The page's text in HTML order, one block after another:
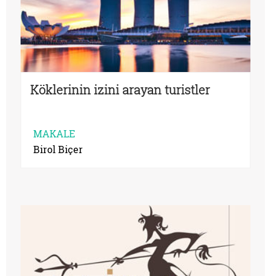
Köklerinin izini arayan turistler
MAKALE
Birol Biçer